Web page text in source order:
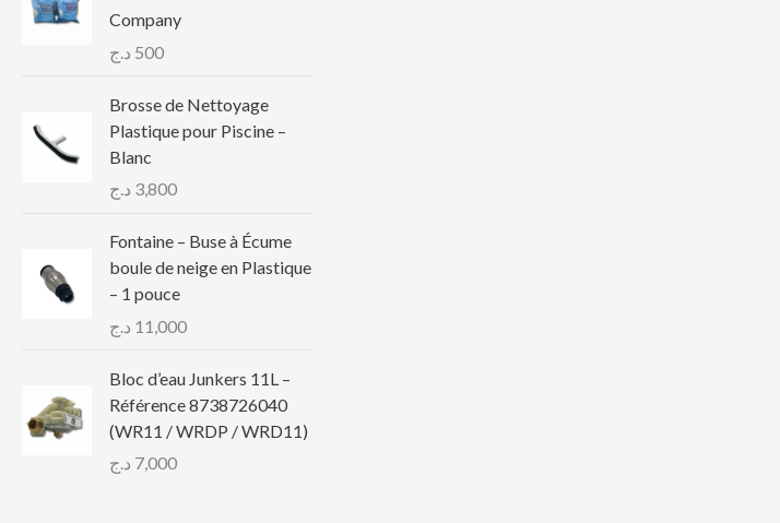
Company
500 د.ج
Brosse de Nettoyage
Plastique pour Piscine –
Blanc
3,800 د.ج
Fontaine – Buse à Écume
boule de neige en Plastique
– 1 pouce
11,000 د.ج
Bloc d’eau Junkers 11L –
Référence 8738726040
(WR11 / WRDP / WRD11)
7,000 د.ج